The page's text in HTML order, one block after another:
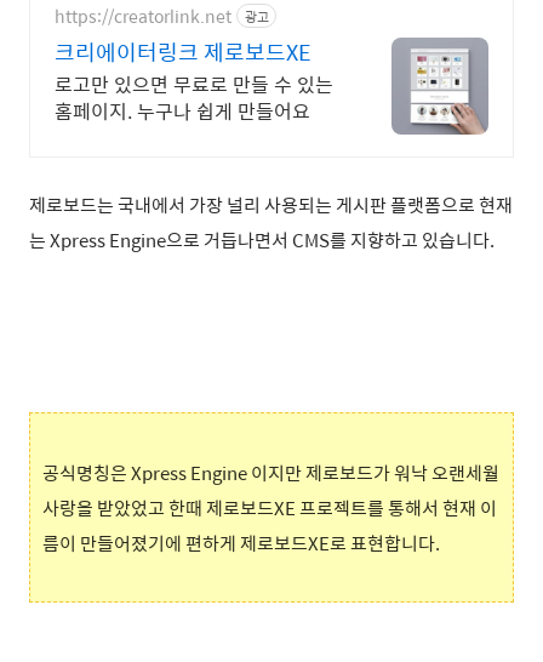
https://creatorlink.net 광고
크리에이터링크 제로보드XE
로고만 있으면 무료로 만들 수 있는
홈페이지. 누구나 쉽게 만들어요
제로보드는 국내에서 가장 널리 사용되는 게시판 플랫폼으로 현재
는 Xpress Engine으로 거듭나면서 CMS를 지향하고 있습니다.
공식명칭은 Xpress Engine 이지만 제로보드가 워낙 오랜세월
사랑을 받았었고 한때 제로보드XE 프로젝트를 통해서 현재 이
름이 만들어졌기에 편하게 제로보드XE로 표현합니다.